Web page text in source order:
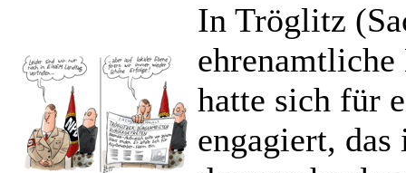
In Tröglitz
hatte sich für
engagiert,